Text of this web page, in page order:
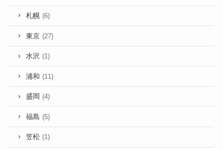
札幌 (6)
東京 (27)
水沢 (1)
浦和 (11)
盛岡 (4)
福島 (5)
笠松 (1)